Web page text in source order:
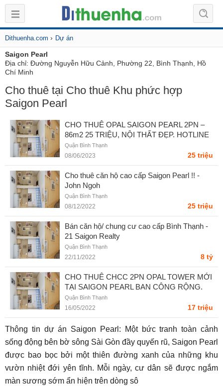
Dithuenha.com › Dự án
Saigon Pearl
Địa chỉ: Đường Nguyễn Hữu Cảnh, Phường 22, Bình Thạnh, Hồ
Chí Minh
Cho thuê tại Cho thuê Khu phức hợp
Saigon Pearl
CHO THUÊ OPAL SAIGON PEARL 2PN –
86m2 25 TRIỆU, NỘI THẤT ĐẸP. HOTLINE
PKD 0908078995 - Ngọc Quỳnh
Quận Bình Thạnh
08/06/2023 25 triệu
Cho thuê căn hộ cao cấp Saigon Pearl !! -
John Ngoh
Quận Bình Thạnh
08/12/2022 25 triệu
Bán căn hộ/ chung cư cao cấp Bình Thạnh -
21 Saigon Realty
Quận Bình Thạnh
22/11/2022 8 tỷ
CHO THUÊ CHCC 2PN OPAL TOWER MỚI
TẠI SAIGON PEARL BAN CÔNG RỘNG.
HOTLINE PKD 0908 078 995 - Ms. Helen
Linh
Quận Bình Thạnh
16/05/2022 17 triệu
Thông tin dự án Saigon Pearl: Một bức tranh toàn cảnh
sống động bên bờ sông Sài Gòn đầy quyến rũ, Saigon Pearl
được bao bọc bởi một thiên đường xanh của những khu
vườn nhiệt đới yên tĩnh. Mỗi ngày, cư dân sẽ được ngắm
màn sương sớm ẩn hiện trên dòng sô